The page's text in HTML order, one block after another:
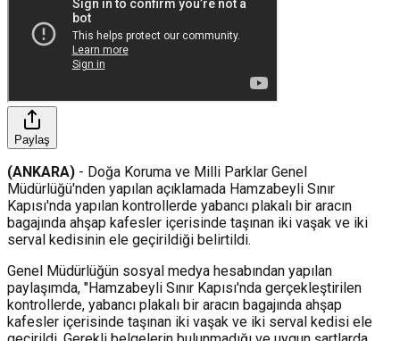
Paylaş
(ANKARA) - Doğa Koruma ve Milli Parklar Genel
Müdürlüğü'nden yapılan açıklamada Hamzabeyli Sınır
Kapısı'nda yapılan kontrollerde yabancı plakalı bir aracın
bagajında ahşap kafesler içerisinde taşınan iki vaşak ve iki
serval kedisinin ele geçirildiği belirtildi.
Genel Müdürlüğün sosyal medya hesabından yapılan
paylaşımda, "Hamzabeyli Sınır Kapısı'nda gerçekleştirilen
kontrollerde, yabancı plakalı bir aracın bagajında ahşap
kafesler içerisinde taşınan iki vaşak ve iki serval kedisi ele